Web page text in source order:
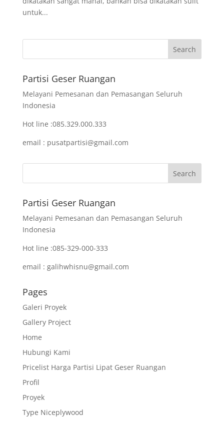
untuk...
Partisi Geser Ruangan
Melayani Pemesanan dan Pemasangan Seluruh
Indonesia
Hot line :085.329.000.333
email : pusatpartisi@gmail.com
Partisi Geser Ruangan
Melayani Pemesanan dan Pemasangan Seluruh
Indonesia
Hot line :085-329-000-333
email : galihwhisnu@gmail.com
Pages
Galeri Proyek
Gallery Project
Home
Hubungi Kami
Pricelist Harga Partisi Lipat Geser Ruangan
Profil
Proyek
Type Niceplywood